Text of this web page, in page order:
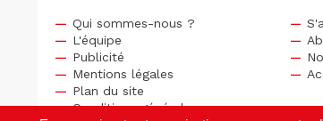
Qui sommes-nous ?
L'équipe
Publicité
Mentions légales
Plan du site
Conditions générales